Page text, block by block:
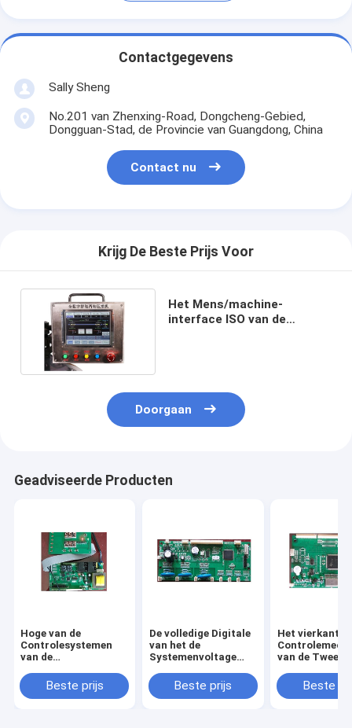
Contactgegevens
Sally Sheng
No.201 van Zhenxing-Road, Dongcheng-Gebied,
Dongguan-Stad, de Provincie van Guangdong, China
Contact nu
Krijg De Beste Prijs Voor
Het Mens/machine-
interface ISO van de
Doorgaan
Geadviseerde Producten
Hoge van de
Controlesystemen
van de
Gekoelde het Type
Water Vierkante
Beste prijs
De volledige Digitale
van het de
Systemenvoltage
Regelgeverstype
Goedkeuring van Ce
Beste prijs
Het vierkante
van de Twee
2 Asstepper
Beste